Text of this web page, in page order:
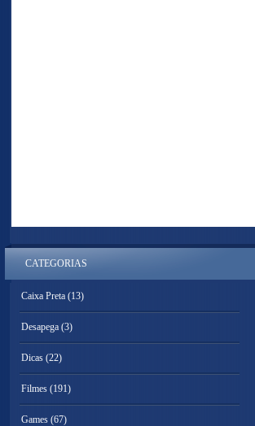
CATEGORIAS
Caixa Preta (13)
Desapega (3)
Dicas (22)
Filmes (191)
Games (67)